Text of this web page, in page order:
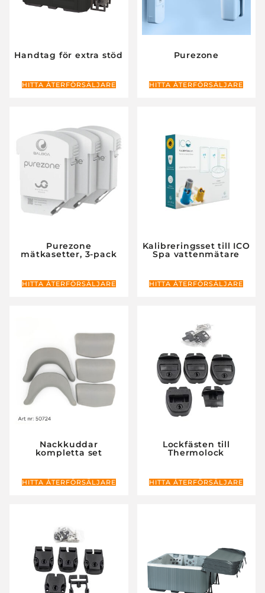
Handtag för extra stöd
HITTA ÅTERFÖRSÄLJARE
Purezone
HITTA ÅTERFÖRSÄLJARE
Purezone
mätkasetter, 3-pack
HITTA ÅTERFÖRSÄLJARE
Kalibreringsset till ICO
Spa vattenmätare
HITTA ÅTERFÖRSÄLJARE
Nackkuddar
kompletta set
HITTA ÅTERFÖRSÄLJARE
Lockfästen till
Thermolock
HITTA ÅTERFÖRSÄLJARE